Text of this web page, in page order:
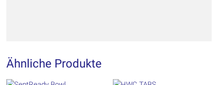
Ähnliche Produkte